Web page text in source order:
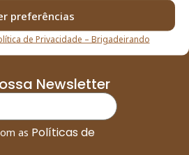
preferências
de Privacidade – Brigadeirando
Newsletter
as Políticas de